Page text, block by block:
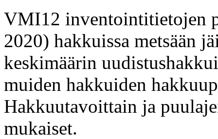
VMI12 inventointitietojen
2020) hakkuissa metsään
keskimäärin
muiden hakkuiden
Hakkuutavoittain ja
mukaiset.